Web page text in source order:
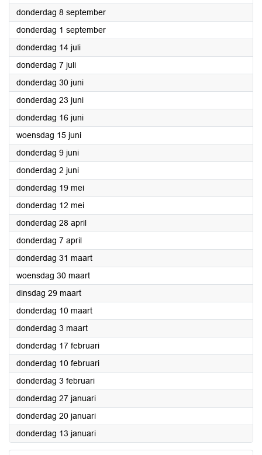
donderdag 8 september2022
donderdag 1 september2022
donderdag 14 juli2022
donderdag 7 juli2022
donderdag 30 juni2022
donderdag 23 juni2022
donderdag 16 juni2022
woensdag 15 juni2022
donderdag 9 juni2022
donderdag 2 juni2022
donderdag 19 mei2022
donderdag 12 mei2022
donderdag 28 april2022
donderdag 7 april2022
donderdag 31 maart2022
woensdag 30 maart2022
dinsdag 29 maart2022
donderdag 10 maart2022
donderdag 3 maart2022
donderdag 17 februari2022
donderdag 10 februari2022
donderdag 3 februari2022
donderdag 27 januari2022
donderdag 20 januari2022
donderdag 13 januari2022